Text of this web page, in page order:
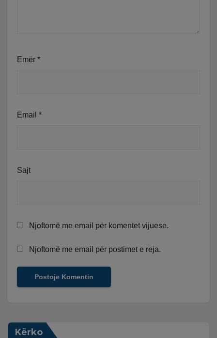
Emër *
Email *
Sajt
Njoftomë me email për komentet vijuese.
Njoftomë me email për postimet e reja.
Kërko